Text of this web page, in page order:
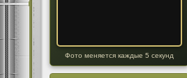
Фото меняется каждые 5 секунд